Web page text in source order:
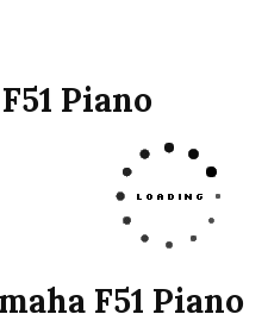
Piano
F51 Piano